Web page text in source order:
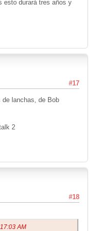
esto durará tres años y
#17
de lanchas, de Bob
2
#18
AM